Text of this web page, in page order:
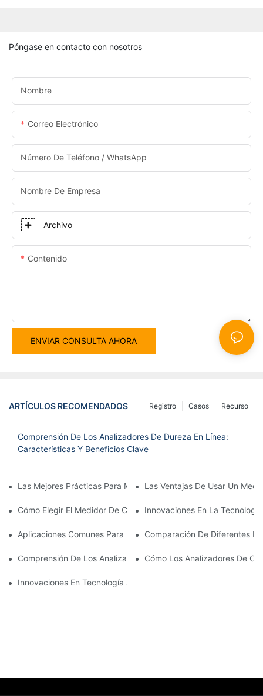
Póngase en contacto con nosotros
Nombre
Correo Electrónico
Número De Teléfono / WhatsApp
Nombre De Empresa
Archivo
Contenido
ENVIAR CONSULTA AHORA
ARTÍCULOS RECOMENDADOS Recurso
Casos
Registro
Comprensión De Los Analizadores De Dureza En Línea:
Características Y Beneficios Clave
Las Mejores Prácticas Para Mantener Su Analizador De
Las Ventajas De Usar Un
Cómo Elegir El Medidor De Calidad De Agua Multiparaméter
Innovaciones En La
Aplicaciones Comunes Para Medidores De Calidad De Agua
Comparación De Diferentes
Comprensión De Los Analizadores De Calidad Del Agua: Una
Cómo Los Analizadores De
Innovaciones En Tecnología Analizador De Calidad Del Agua-1